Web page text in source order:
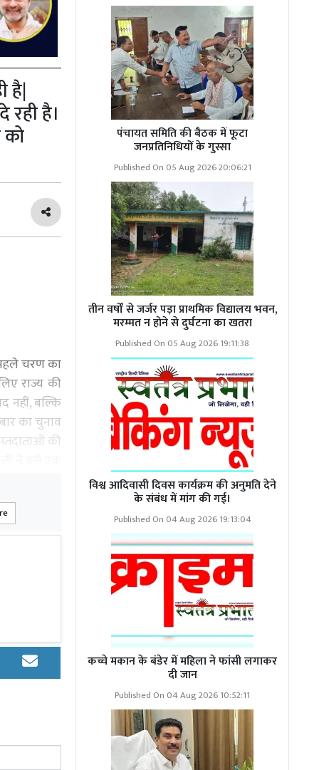
है|
है।
चरण का
राज्य की
नहीं, बल्कि
का चुनाव
की
की प्रकृति
को
दलों
गोपालगंज,
दलित और
ऑल
सामने
केवल चुनावी
पंचायत समिति की बैठक में फूटा
जनप्रतिनिधियों के गुस्सा
Published On 05 Aug 2026 20:06:21
तीन वर्षों से जर्जर पड़ा प्राथमिक विद्यालय भवन,
मरम्मत न होने से दुर्घटना का खतरा
Published On 05 Aug 2026 19:11:38
विश्व आदिवासी दिवस कार्यक्रम की अनुमति देने
के संबंध में मांग की गई।
Published On 04 Aug 2026 19:13:04
कच्चे मकान के बंडेर में महिला ने फांसी लगाकर
दी जान
Published On 04 Aug 2026 10:52:11